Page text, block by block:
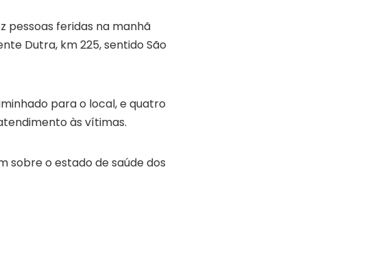
pessoas feridas na manhã
Dutra, km 225, sentido São
para o local, e quatro
às vítimas.
sobre o estado de saúde dos